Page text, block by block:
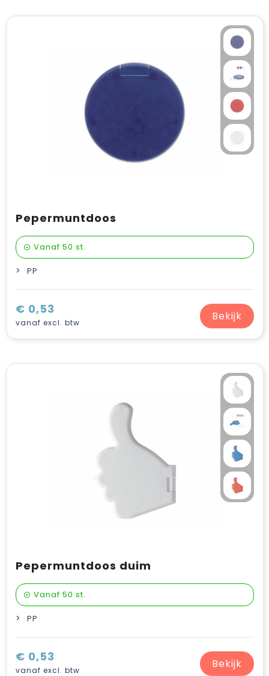
Pepermuntdoos
Vanaf 50 st.
PP
€ 0,53
vanaf excl. btw Bekijk
Pepermuntdoos duim
Vanaf 50 st.
PP
€ 0,53
vanaf excl. btw Bekijk